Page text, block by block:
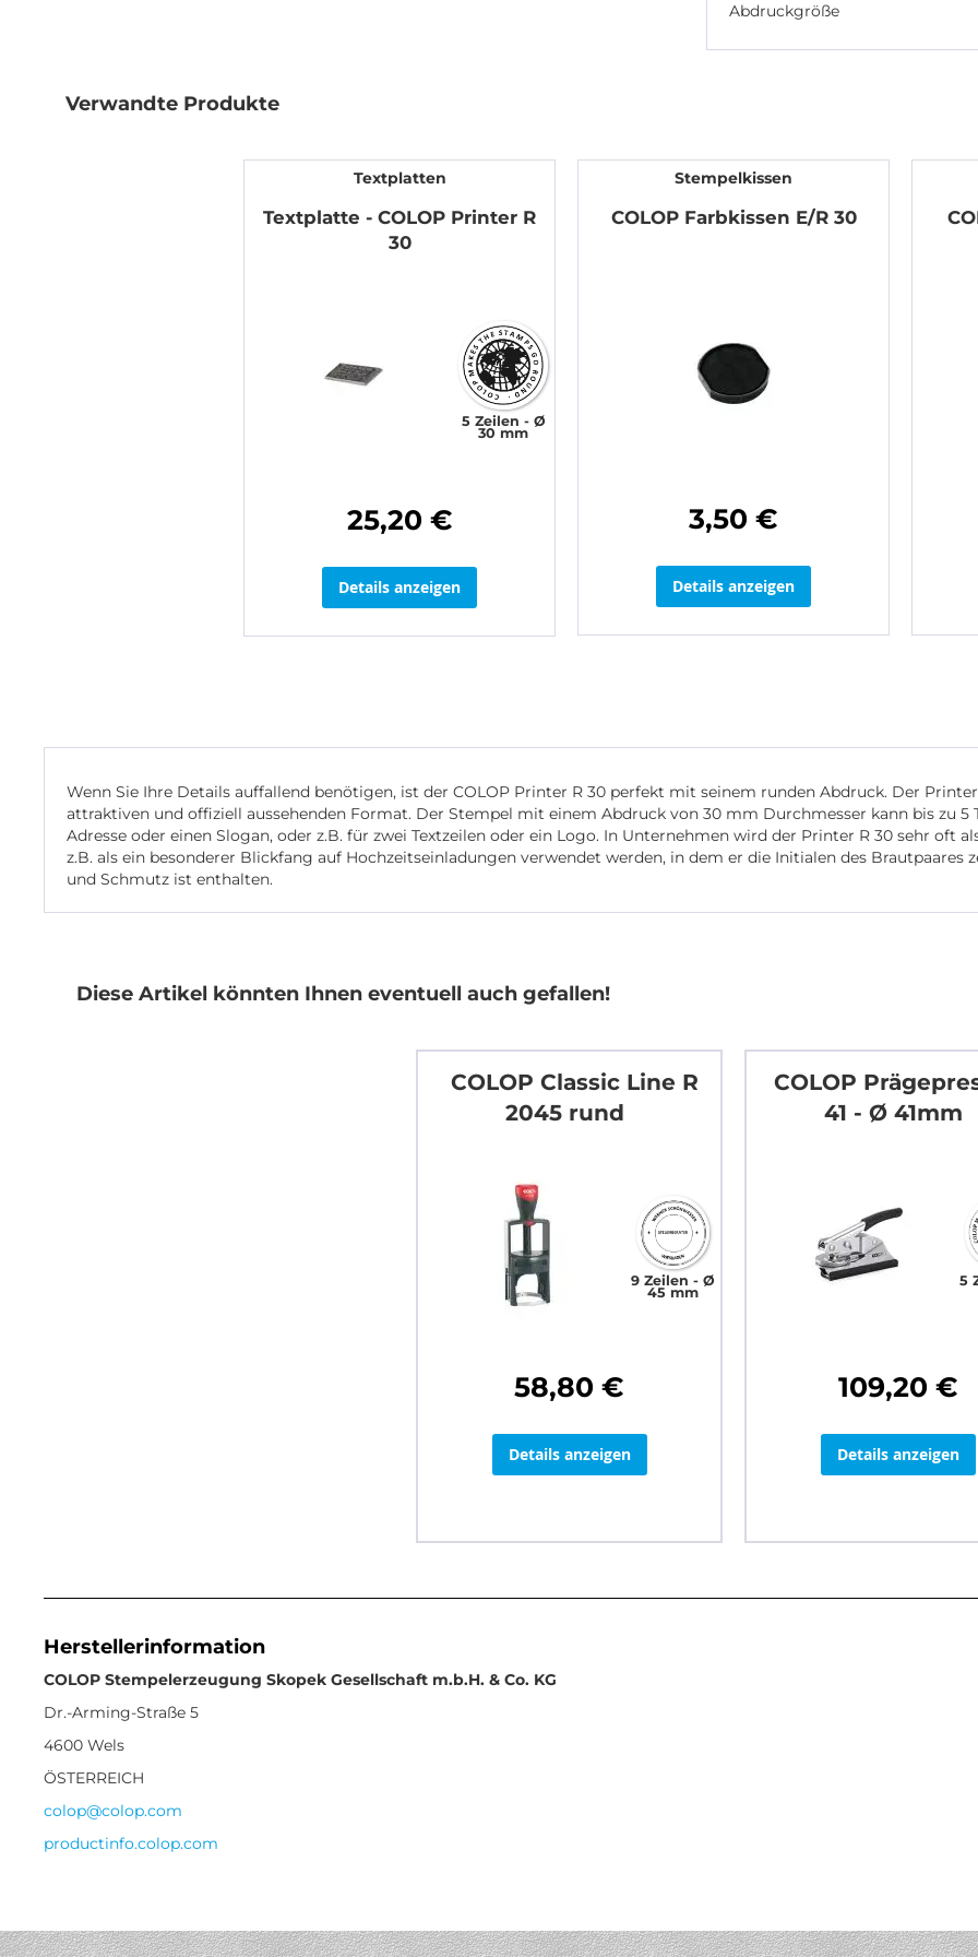
Abdruckgröße
Verwandte Produkte
Textplatten
Textplatte - COLOP Printer R
30
5 Zeilen Ø
30 mm
25,20 €
Details anzeigen
Stempelkissen
COLOP Farbkissen E/R 30
3,50 €
Details anzeigen
Wenn Sie Ihre Details auffallend benötigen, ist der COLOP Printer R 30 perfekt mit seinem runden Abdruck. Der
attraktiven und offiziell aussehenden Format. Der Stempel mit einem Abdruck von 30 mm Durchmesser kann bis zu 5
Adresse oder einen Slogan, oder z.B. für zwei Textzeilen oder ein Logo. In Unternehmen wird der Printer R 30 sehr oft
z.B. als ein besonderer Blickfang auf Hochzeitseinladungen verwendet werden, in dem er die Initialen des Brautpaares
und Schmutz ist enthalten.
Diese Artikel könnten Ihnen eventuell auch gefallen!
COLOP Classic Line R
2045 rund
9 Zeilen Ø
45 mm
58,80 €
Details anzeigen
COLOP
41 - Ø 41mm
5
109,20 €
Details anzeigen
Herstellerinformation
COLOP Stempelerzeugung Skopek Gesellschaft m.b.H. & Co. KG
Dr.-Arming-Straße 5
4600 Wels
ÖSTERREICH
colop@colop.com
productinfo.colop.com